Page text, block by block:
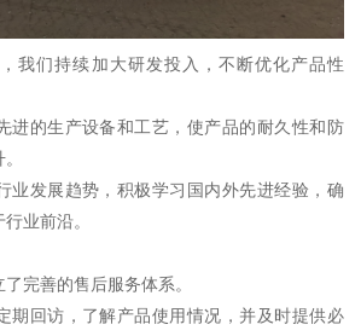
我们持续加大研发投入，不断优化产品性
进的生产设备和工艺，使产品的耐久性和防
业发展趋势，积极学习国内外先进经验，确
业前沿。
完善的售后服务体系。
期回访，了解产品使用情况，并及时提供必